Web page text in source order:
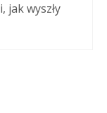
jak wyszły